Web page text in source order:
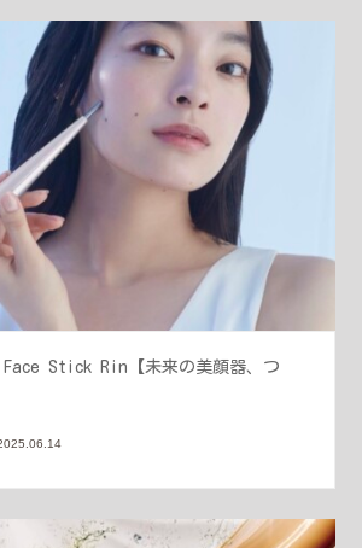
Stick Rin【未来の美顔器、つ